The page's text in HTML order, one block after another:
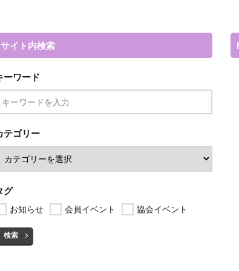
サイト内検索
ーワード
テゴリー
グ
お知らせ 会員イベント 協会イベント
検索